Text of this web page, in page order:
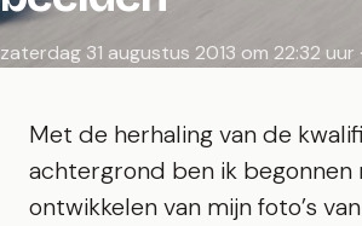
zaterdag 31 augustus 2013 om 22:32 uur
Met de herhaling van de
achtergrond ben ik begonnen
ontwikkelen van mijn foto’s